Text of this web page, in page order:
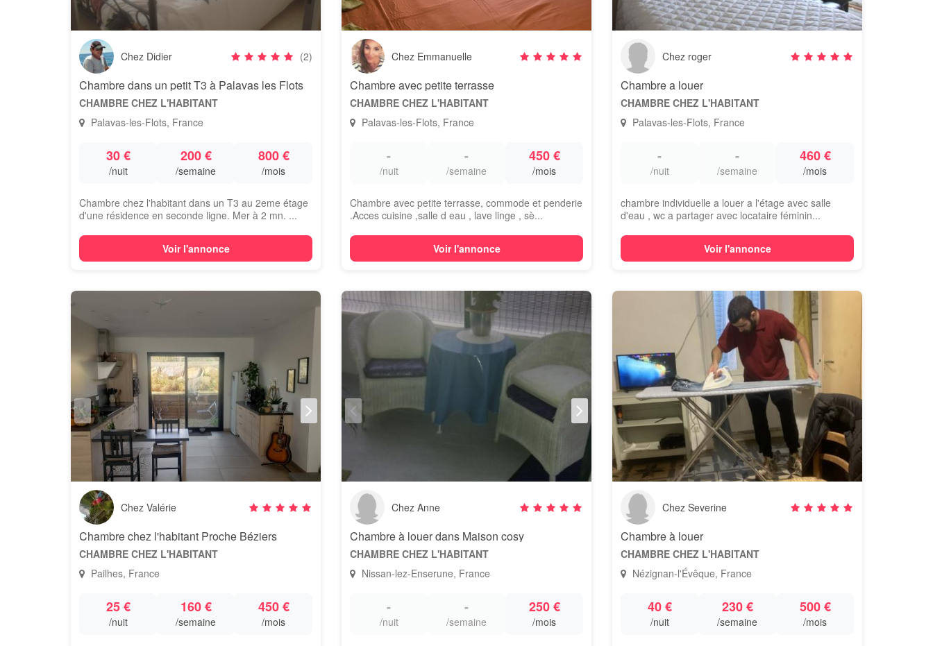
Chez Didier (2)
Chambre dans un petit T3 à Palavas les Flots
CHAMBRE CHEZ L'HABITANT
Palavas-les-Flots, France
30 €
/nuit
200 €
/semaine
800 €
/mois
Chambre chez l'habitant dans un T3 au 2eme étage
d'une résidence en seconde ligne. Mer à 2 mn. ...
Voir l'annonce
Chez Emmanuelle
Chambre avec petite terrasse
CHAMBRE CHEZ L'HABITANT
Palavas-les-Flots, France
-
/nuit
-
/semaine
450 €
/mois
Chambre avec petite terrasse, commode et penderie
.Acces cuisine ,salle d eau , lave linge , sè...
Voir l'annonce
Chez roger
Chambre a louer
CHAMBRE CHEZ L'HABITANT
Palavas-les-Flots, France
-
/nuit
-
/semaine
460 €
/mois
chambre individuelle a louer a l'étage avec salle
d'eau , wc a partager avec locataire féminin...
Voir l'annonce
Chez Valérie
Chambre chez l'habitant Proche Béziers
CHAMBRE CHEZ L'HABITANT
Pailhes, France
25 €
/nuit
160 €
/semaine
450 €
/mois
Chez Anne
Chambre à louer dans Maison cosy
CHAMBRE CHEZ L'HABITANT
Nissan-lez-Enserune, France
-
/nuit
-
/semaine
250 €
/mois
Chez Severine
Chambre à louer
CHAMBRE CHEZ L'HABITANT
Nézignan-l'Évêque, France
40 €
/nuit
230 €
/semaine
500 €
/mois